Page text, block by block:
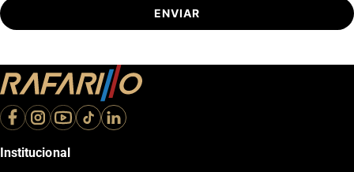
ENVIAR
Institucional